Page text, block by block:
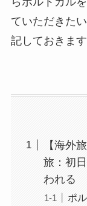
ていただきた
記しておきます
【海外
旅：初
われる
ポ